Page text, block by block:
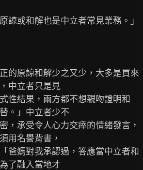
諒或和解也是中立者常見業務。」
的原諒和解少之又少，大多是買來
中立者只是見
性結果，兩方都不想親吻證明和
。」中立者少不
，承受令人心力交瘁的情緒發言，
用名譽背書，
爸媽對我承認過，答應當中立者和
了融入當地才